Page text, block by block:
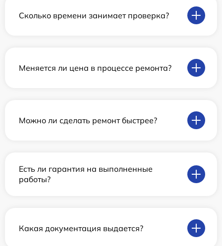
Сколько времени занимает проверка?
Меняется ли цена в процессе ремонта?
Можно ли сделать ремонт быстрее?
Есть ли гарантия на выполненные
работы?
Какая документация выдается?